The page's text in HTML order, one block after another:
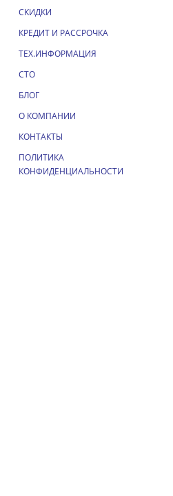
СКИДКИ
КРЕДИТ И РАССРОЧКА
ТЕХ.ИНФОРМАЦИЯ
СТО
БЛОГ
О КОМПАНИИ
КОНТАКТЫ
ПОЛИТИКА
КОНФИДЕНЦИАЛЬНОСТИ